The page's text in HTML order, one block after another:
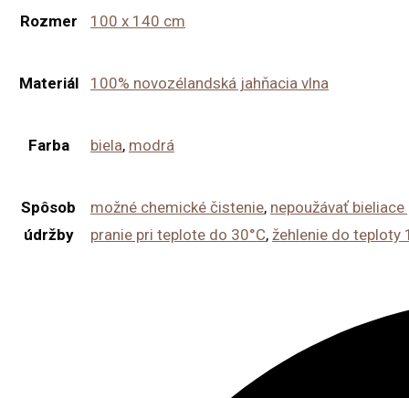
Rozmer 100 x 140 cm
Materiál 100% novozélandská jahňacia vlna
Farba biela, modrá
Spôsob
údržby
možné chemické čistenie, nepoužávať
pranie pri teplote do 30°C, žehlenie do teploty